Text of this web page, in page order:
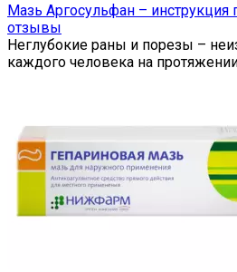
Мазь Аргосульфан –
отзывы
Неглубокие раны и порезы –
каждого человека на